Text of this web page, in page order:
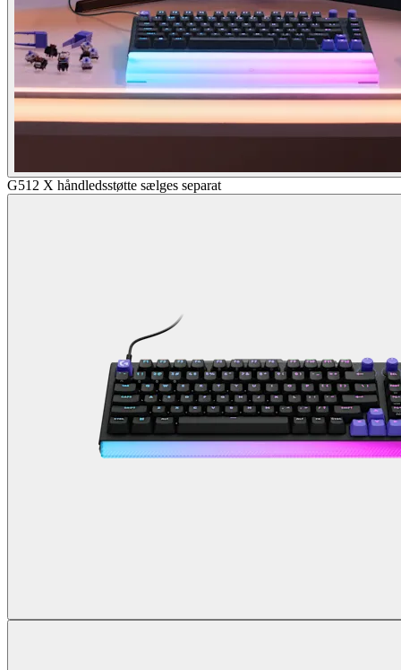
G512 X håndledsstøtte sælges separat